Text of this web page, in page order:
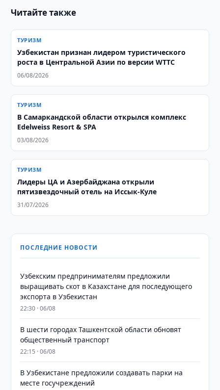
Читайте также
ТУРИЗМ
Узбекистан признан лидером туристического
роста в Центральной Азии по версии WTTC
06/08/2026
ТУРИЗМ
В Самаркандской области открылся комплекс
Edelweiss Resort & SPA
03/08/2026
ТУРИЗМ
Лидеры ЦА и Азербайджана открыли
пятизвездочный отель на Иссык-Куле
31/07/2026
ПОСЛЕДНИЕ НОВОСТИ
Узбекским предпринимателям предложили
выращивать скот в Казахстане для последующего
экспорта в Узбекистан
22:30 · 06/08
В шести городах Ташкентской области обновят
общественный транспорт
22:15 · 06/08
В Узбекистане предложили создавать парки на
месте госучреждений